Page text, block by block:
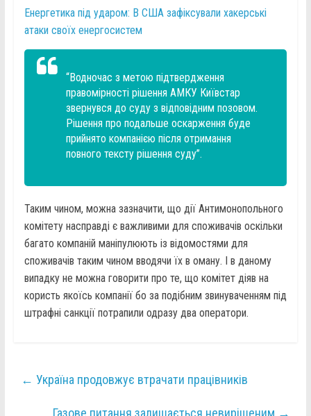
Енергетика під ударом: В США зафіксували хакерські
атаки своїх енергосистем
“Водночас з метою підтвердження
правомірності рішення АМКУ Київстар
звернувся до суду з відповідним позовом.
Рішення про подальше оскарження буде
прийнято компанією після отримання
повного тексту рішення суду”.
Таким чином, можна зазначити, що дії Антимонопольного
комітету насправді є важливими для споживачів оскільки
багато компаній маніпулюють із відомостями для
споживачів таким чином вводячи їх в оману. І в даному
випадку не можна говорити про те, що комітет діяв на
користь якоїсь компанії бо за подібним звинуваченням під
штрафні санкції потрапили одразу два оператори.
← Україна продовжує втрачати працівників
Газове питання залишається невирішеним →